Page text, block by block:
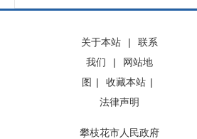
关于本站 |
联系
我们
|
网站地
图 | 收藏本站 |
法律声明
攀枝花市人民政府